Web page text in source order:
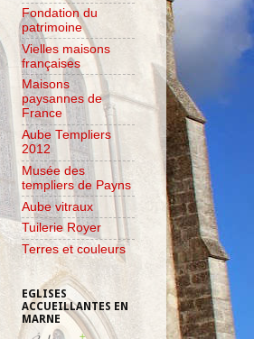
Fondation du
patrimoine
Vielles maisons
françaises
Maisons
paysannes de
France
Aube Templiers
2012
Musée des
templiers de Payns
Aube vitraux
Tuilerie Royer
Terres et couleurs
EGLISES
ACCUEILLANTES EN
MARNE